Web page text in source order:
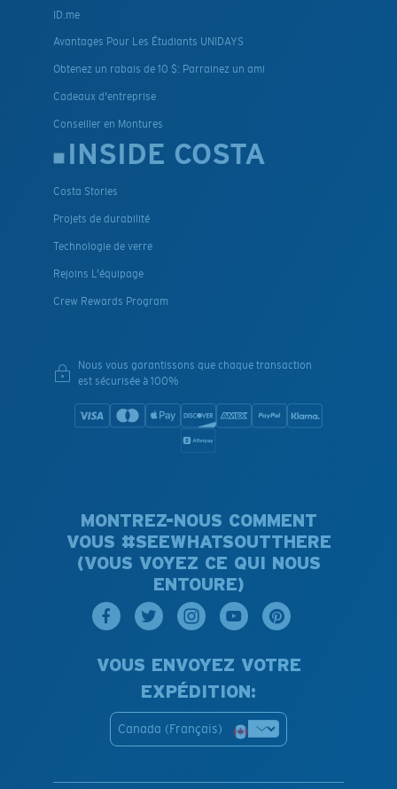
ID.me
Avantages Pour Les Étudiants UNIDAYS
Obtenez un rabais de 10 $: Parrainez un ami
Cadeaux d'entreprise
Conseiller en Montures
INSIDE COSTA
Costa Stories
Projets de durabilité
Technologie de verre
Rejoins L'équipage
Crew Rewards Program
Nous vous garantissons que chaque transaction
est sécurisée à 100%
MONTREZ-NOUS COMMENT
VOUS #SEEWHATSOUTTHERE
(VOUS VOYEZ CE QUI NOUS
ENTOURE)
VOUS ENVOYEZ VOTRE
EXPÉDITION:
Canada (Français)